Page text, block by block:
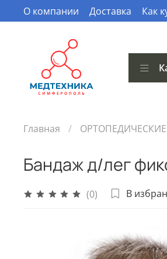
О компании Доставка Как
Главная
Бандаж д/лег
(0) В